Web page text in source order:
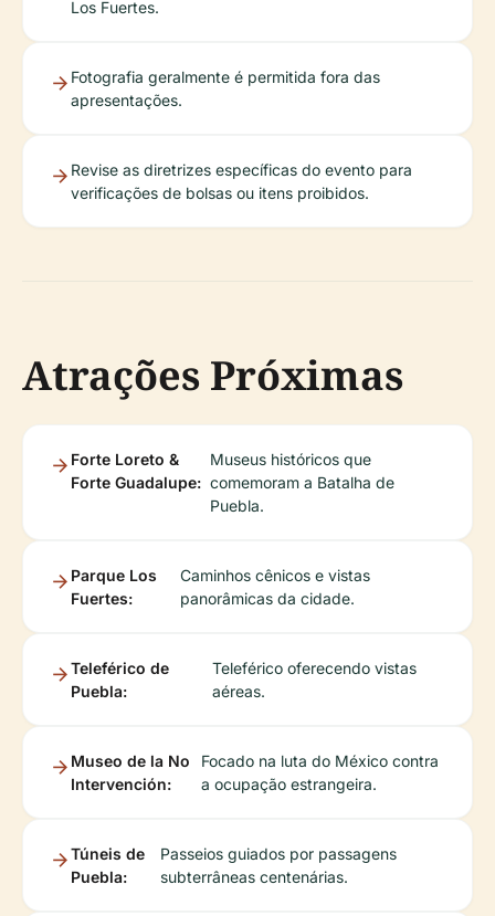
Los Fuertes.
Fotografia geralmente é permitida fora das
apresentações.
Revise as diretrizes específicas do evento para
verificações de bolsas ou itens proibidos.
Atrações Próximas
Forte Loreto &
Forte Guadalupe:
Museus históricos que
comemoram a Batalha de
Puebla.
Parque Los
Fuertes:
Caminhos cênicos e vistas
panorâmicas da cidade.
Teleférico de
Puebla:
Teleférico oferecendo vistas
aéreas.
Museo de la No
Intervención:
Focado na luta do México contra
a ocupação estrangeira.
Túneis de
Puebla:
Passeios guiados por passagens
subterrâneas centenárias.